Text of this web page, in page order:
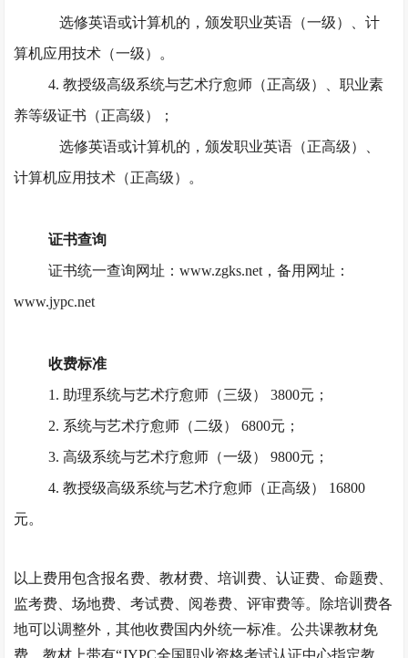
选修英语或计算机的，颁发职业英语（一级）、计
算机应用技术（一级）。
4. 教授级高级系统与艺术疗愈师（正高级）、职业素
养等级证书（正高级）；
选修英语或计算机的，颁发职业英语（正高级）、
计算机应用技术（正高级）。
证书查询
证书统一查询网址： www.zgks.net，备用网址：
www.jypc.net
收费标准
1. 助理系统与艺术疗愈师（三级） 3800元；
2. 系统与艺术疗愈师（二级） 6800元；
3. 高级系统与艺术疗愈师（一级） 9800元；
4. 教授级高级系统与艺术疗愈师（正高级） 16800
元。
以上费用包含报名费、教材费、培训费、认证费、命题费、
监考费、场地费、考试费、阅卷费、评审费等。除培训费各
地可以调整外，其他收费国内外统一标准。公共课教材免
费，教材上带有“JYPC全国职业资格考试认证中心指定教